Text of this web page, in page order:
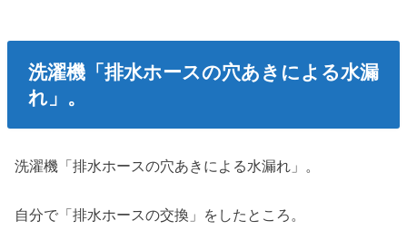
洗濯機「排水ホースの穴あきによる水漏
れ」。
洗濯機「排水ホースの穴あきによる水漏れ」。
自分で「排水ホースの交換」をしたところ。